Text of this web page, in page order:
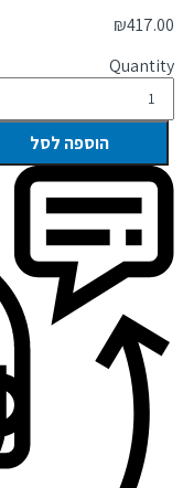
₪417.00
Quantity
הוספה לסל